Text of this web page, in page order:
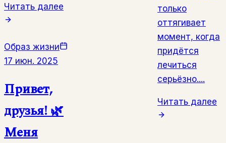
Читать далее
Образ жизни
17 июн. 2025
Привет,
друзья! 🌿
Меня
только
оттягивает
момент, когда
придётся
лечиться
серьёзно....
Читать далее